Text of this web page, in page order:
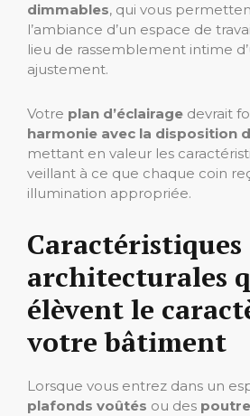
dimmables, qui vous
l’ambiance d’un espace de
lieu de rassemblement intime
ajustement.
Votre plan d’éclairage devrait
harmonie avec la disposition
mettant en valeur les
veillant à ce que chaque coin
illumination appropriée.
Caractéristiques
architecturales
élèvent le
votre bâtiment
Lorsque vous entrez dans un
plafonds voûtés ou des